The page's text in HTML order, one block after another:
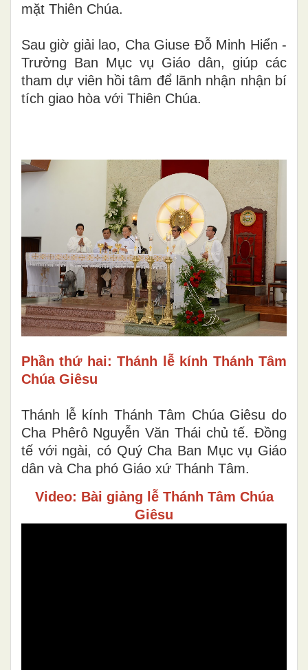
mặt Thiên Chúa.
Sau giờ giải lao, Cha Giuse Đỗ Minh Hiển -
Trưởng Ban Mục vụ Giáo dân, giúp các
tham dự viên hồi tâm để lãnh nhận nhận bí
tích giao hòa với Thiên Chúa.
Phần thứ hai: Thánh lễ kính Thánh Tâm
Chúa Giêsu
Thánh lễ kính Thánh Tâm Chúa Giêsu do
Cha Phêrô Nguyễn Văn Thái chủ tế. Đồng
tế với ngài, có Quý Cha Ban Mục vụ Giáo
dân và Cha phó Giáo xứ Thánh Tâm.
Video: Bài giảng lễ Thánh Tâm Chúa
Giêsu